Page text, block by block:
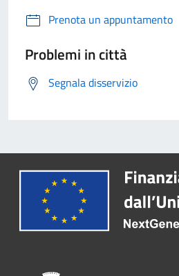
Prenota un appuntamento
Problemi in città
Segnala disservizio